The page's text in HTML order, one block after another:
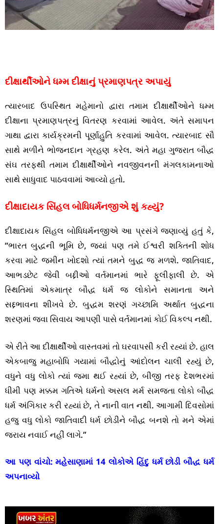
દીક્ષાર્થીઓને ધમ્મ દીક્ષાનું પ્રમાણપત્ર અપાયું
ત્યારબાદ ઉપસ્થિત મહેમાનો દ્વારા તમામ દીક્ષાર્થીઓને ધમ્મ
દીક્ષાના પ્રમાણપત્રનું વિતરણ કરવામાં આવેલ. અંતે સમાપન
ગાથા દ્વારા કાર્યક્રમની પૂર્ણાહુતિ કરવામાં આવેલ. ત્યારબાદ સૌ
સાથે મળીને ભોજનદાન ગ્રહણ કરેલ. અંતે મહા ગુજરાત બૌદ્ધ
સંઘ તરફથી તમામ દીક્ષાર્થીઓને નવજીવનની મંગલકામનાઓ
સાથે સાધુવાદ પાઠવવામાં આવ્યો હતો.
દીક્ષાદાયક સિંહલ બોધિધર્મનજીએ શું કહ્યું?
દીક્ષાદાયક સિંહલ બોધિધર્મનજીએ આ પ્રસંગે જણાવ્યું હતું કે,
“ભારત બુદ્ધની ભૂમિ છે, જ્યાં પણ તમે ઈશ્વરી શક્તિની શોધ
કરવા માટે જમીન ખોદશો ત્યાં તમને બુદ્ધ જ મળશે. જાતિવાદ,
આભડછેટ જેવી બદ્દીઓ વર્તમાનમાં ભારે ફૂલીફાલી છે. એ
સ્થિતિમાં એકમાત્ર બૌદ્ધ ધર્મ જ લોકોને સમાનતા અને
સદ્દભાવના શીખવે છે. બુદ્ધમ શરણં ગચ્છામિ અર્થાત બુદ્ધના
શરણમાં જવા સિવાય આપણી પાસે વર્તમાનમાં કોઈ વિકલ્પ નથી.
એ રીતે આ દીક્ષાર્થીઓ વાસ્તવમાં તો ઘરવાપસી કરી રહ્યાં છે. હાલ
એકબાજુ મહાબોધિ ગયામાં બૌદ્ધોનું આંદોલન ચાલી રહ્યું છે,
વધુને વધુ લોકો ત્યાં જમા થઈ રહ્યાં છે, બીજી તરફ દેશભરમાં
ધીમી પણ મક્કમ ગતિએ ધર્મનો અસલ મર્મ સમજતા લોકો બૌદ્ધ
ધર્મ અંગિકાર કરી રહ્યાં છે, તે નાની વાત નથી. આગામી દિવસોમાં
હજુ વધુ લોકો જાતિવાદી ધર્મ છોડીને બૌદ્ધ બનશે તો મને એમાં
જરાય નવાઈ નહીં લાગે.”
આ પણ વાંચો:મહેસાણામાં 14 લોકોએ હિંદુ ધર્મ છોડી બૌદ્ધ ધર્મ
અપનાવ્યો